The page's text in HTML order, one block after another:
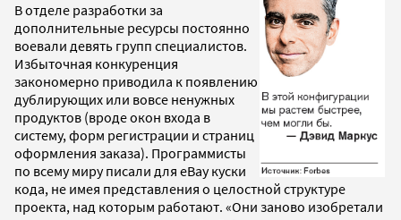
В отделе разработки за
дополнительные ресурсы постоянно
воевали девять групп специалистов.
Избыточная конкуренция
закономерно приводила к появлению
дублирующих или вовсе ненужных
продуктов (вроде окон входа в
систему, форм регистрации и страниц
оформления заказа). Программисты
по всему миру писали для eBay куски
кода, не имея представления о целостной структуре
проекта, над которым работают. «Они заново изобретали